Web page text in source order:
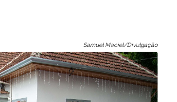
Samuel Maciel/Divulgação